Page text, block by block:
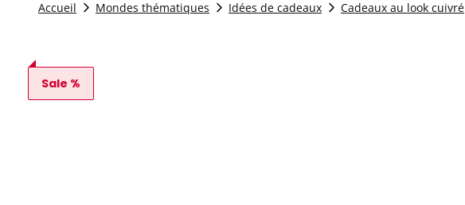
Accueil Mondes thématiques Idées de cadeaux Cadeaux au look cuivré
Sale %